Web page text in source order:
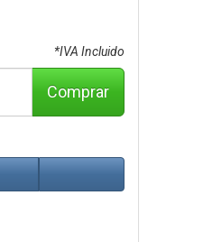
*IVA Incluido
Comprar